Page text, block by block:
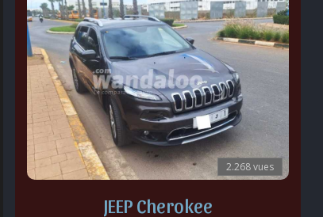
2.268 vues
JEEP Cherokee